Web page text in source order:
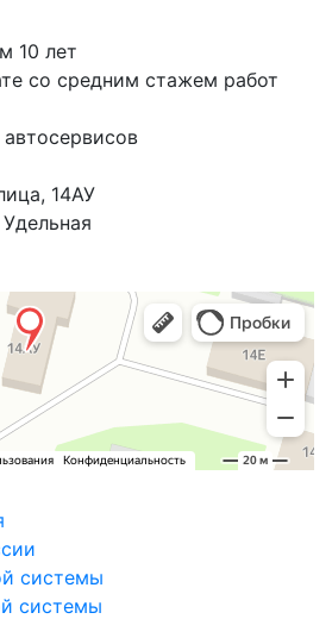
10 лет
со средним стажем работ
14АУ
системы
системы